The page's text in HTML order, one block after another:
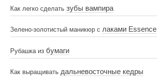
Как легко сделать зубы вампира
Зелено-золотистый маникюр с лаками Essence
Рубашка из бумаги
Как выращивать дальневосточные кедры